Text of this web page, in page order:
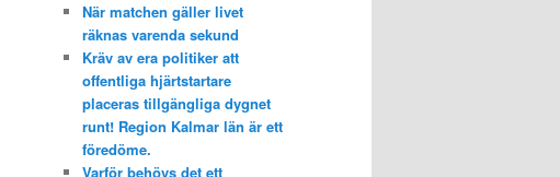
När matchen gäller livet
räknas varenda sekund
Kräv av era politiker att
offentliga hjärtstartare
placeras tillgängliga dygnet
runt! Region Kalmar län är ett
föredöme.
Varför behövs det ett